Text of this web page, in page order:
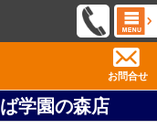
お問合せ
学園の森店